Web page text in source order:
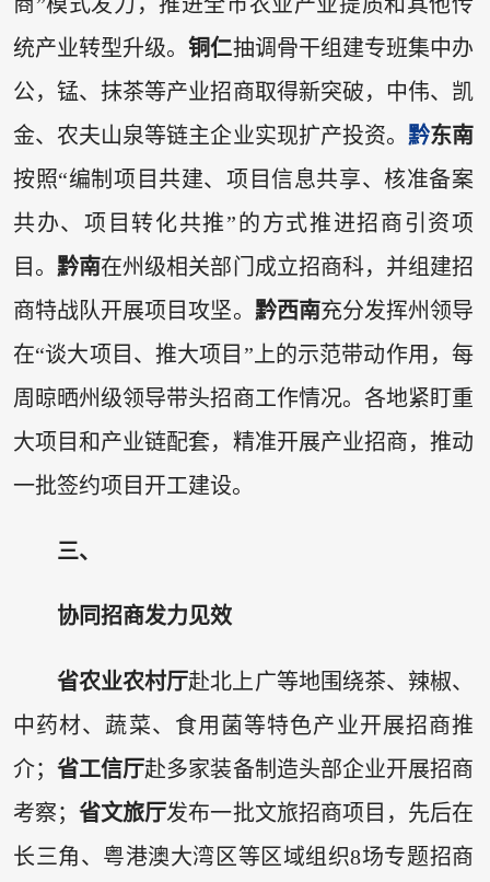
统产业转型升级。铜仁抽调骨干组建专班集中办
公，锰、抹茶等产业招商取得新突破，中伟、凯
金、农夫山泉等链主企业实现扩产投资。 黔东南
按照“编制项目共建、项目信息共享、核准备案
共办、项目转化共推”的方式推进招商引资项
目。 黔南在州级相关部门成立招商科，并组建招
商特战队开展项目攻坚。 黔西南充分发挥州领导
在“谈大项目、推大项目”上的示范带动作用，每
周晾晒州级领导带头招商工作情况。各地紧盯重
大项目和产业链配套，精准开展产业招商，推动
一批签约项目开工建设。
三、
协同招商发力见效
省农业农村厅赴北上广等地围绕茶、辣椒、
中药材、蔬菜、食用菌等特色产业开展招商推
介；省工信厅赴多家装备制造头部企业开展招商
考察；省文旅厅发布一批文旅招商项目，先后在
长三角、粤港澳大湾区等区域组织8场专题招商